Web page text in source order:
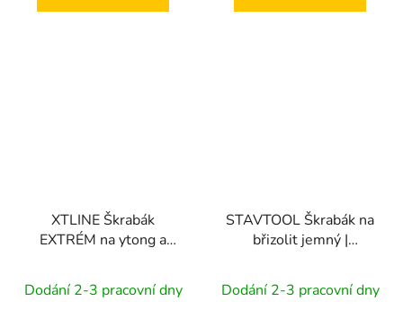
XTLINE Škrabák
EXTRÉM na ytong a
210x105 mm
Dodání 2-3 pracovní dny
STAVTOOL Škrabák na
břizolit jemný |
Dodání 2-3 pracovní dny